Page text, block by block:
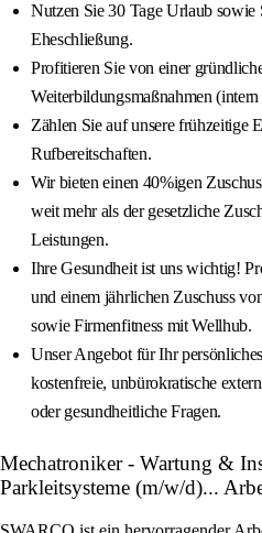
Nutzen Sie 30 Tage Urlaub sowie
Eheschließung.
Profitieren Sie von einer
Weiterbildungsmaßnahmen
Zählen Sie auf unsere frühzeitige
Rufbereitschaften.
Wir bieten einen 40%igen
weit mehr als der gesetzliche
Leistungen.
Ihre Gesundheit ist uns wichtig!
und einem jährlichen Zuschuss
sowie Firmenfitness mit Wellhub.
Unser Angebot für Ihr
kostenfreie, unbürokratische
oder gesundheitliche Fragen.
Mechatroniker - Wartung &
Parkleitsysteme (m/w/d)...